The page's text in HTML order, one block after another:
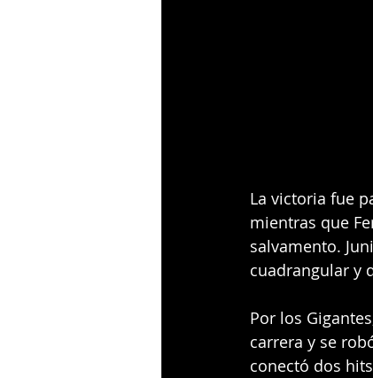
La victoria fue
mientras que
salvamento.
cuadrangular y
Por los
carrera y se
conectó dos